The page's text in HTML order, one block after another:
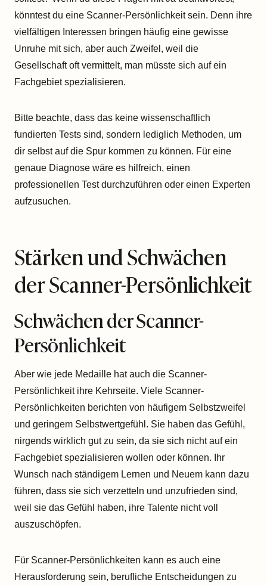
könntest du eine Scanner-Persönlichkeit sein. Denn ihre
vielfältigen Interessen bringen häufig eine gewisse
Unruhe mit sich, aber auch Zweifel, weil die
Gesellschaft oft vermittelt, man müsste sich auf ein
Fachgebiet spezialisieren.
Bitte beachte, dass das keine wissenschaftlich
fundierten Tests sind, sondern lediglich Methoden, um
dir selbst auf die Spur kommen zu können. Für eine
genaue Diagnose wäre es hilfreich, einen
professionellen Test durchzuführen oder einen Experten
aufzusuchen.
Stärken und Schwächen
der Scanner-Persönlichkeit
Schwächen der Scanner-
Persönlichkeit
Aber wie jede Medaille hat auch die Scanner-
Persönlichkeit ihre Kehrseite. Viele Scanner-
Persönlichkeiten berichten von häufigem Selbstzweifel
und geringem Selbstwertgefühl. Sie haben das Gefühl,
nirgends wirklich gut zu sein, da sie sich nicht auf ein
Fachgebiet spezialisieren wollen oder können. Ihr
Wunsch nach ständigem Lernen und Neuem kann dazu
führen, dass sie sich verzetteln und unzufrieden sind,
weil sie das Gefühl haben, ihre Talente nicht voll
auszuschöpfen.
Für Scanner-Persönlichkeiten kann es auch eine
Herausforderung sein, berufliche Entscheidungen zu